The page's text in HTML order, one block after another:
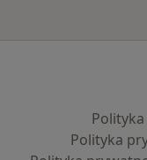
Polityka